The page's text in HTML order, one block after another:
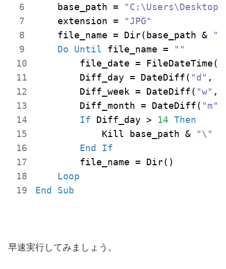
    base_path =
    extension =
"JPG"
    file_name = Dir(base_path &
Do
Until file_name =
""
file_date =
        Diff_day = DateDiff(
"d" ,
        Diff_week = DateDiff(
"w" ,
        Diff_month = DateDiff(
"m"
If Diff_day > 14 Then
            Kill base_path &
"\"
End
If
        file_name = Dir()
Loop
End
Sub
早速実行してみましょう。